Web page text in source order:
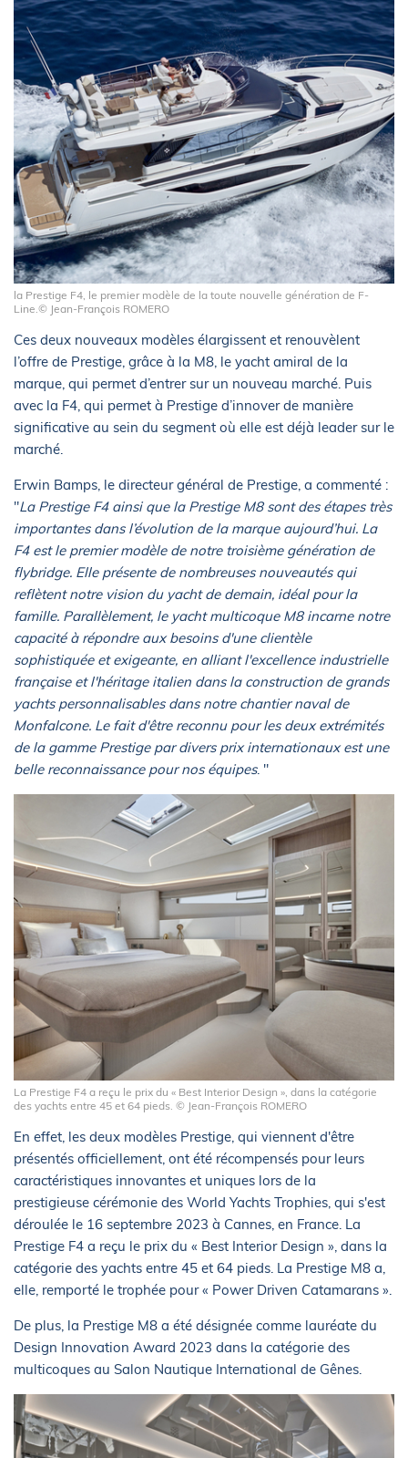
la Prestige F4, le premier modèle de la toute nouvelle génération de F-
Line.© Jean-François ROMERO
Ces deux nouveaux modèles élargissent et renouvèlent
l’offre de Prestige, grâce à la M8, le yacht amiral de la
marque, qui permet d’entrer sur un nouveau marché. Puis
avec la F4, qui permet à Prestige d’innover de manière
significative au sein du segment où elle est déjà leader sur le
marché.
Erwin Bamps, le directeur général de Prestige, a commenté :
"La Prestige F4 ainsi que la Prestige M8 sont des étapes très
importantes dans l’évolution de la marque aujourd’hui. La
F4 est le premier modèle de notre troisième génération de
flybridge. Elle présente de nombreuses nouveautés qui
reflètent notre vision du yacht de demain, idéal pour la
famille. Parallèlement, le yacht multicoque M8 incarne notre
capacité à répondre aux besoins d'une clientèle
sophistiquée et exigeante, en alliant l'excellence industrielle
française et l'héritage italien dans la construction de grands
yachts personnalisables dans notre chantier naval de
Monfalcone. Le fait d'être reconnu pour les deux extrémités
de la gamme Prestige par divers prix internationaux est une
belle reconnaissance pour nos équipes. "
La Prestige F4 a reçu le prix du « Best Interior Design », dans la catégorie
des yachts entre 45 et 64 pieds. © Jean-François ROMERO
En effet, les deux modèles Prestige, qui viennent d'être
présentés officiellement, ont été récompensés pour leurs
caractéristiques innovantes et uniques lors de la
prestigieuse cérémonie des World Yachts Trophies, qui s'est
déroulée le 16 septembre 2023 à Cannes, en France. La
Prestige F4 a reçu le prix du « Best Interior Design », dans la
catégorie des yachts entre 45 et 64 pieds. La Prestige M8 a,
elle, remporté le trophée pour « Power Driven Catamarans ».
De plus, la Prestige M8 a été désignée comme lauréate du
Design Innovation Award 2023 dans la catégorie des
multicoques au Salon Nautique International de Gênes.